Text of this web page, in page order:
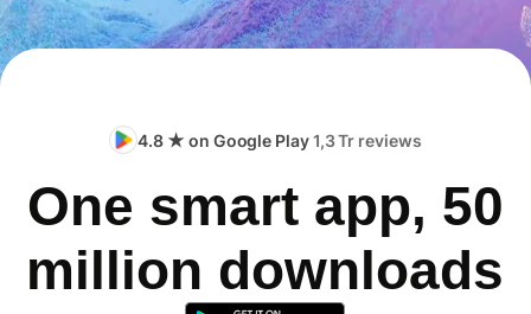
4.8 ★ on Google Play1,3 Tr reviews
One smart app, 50
million downloads